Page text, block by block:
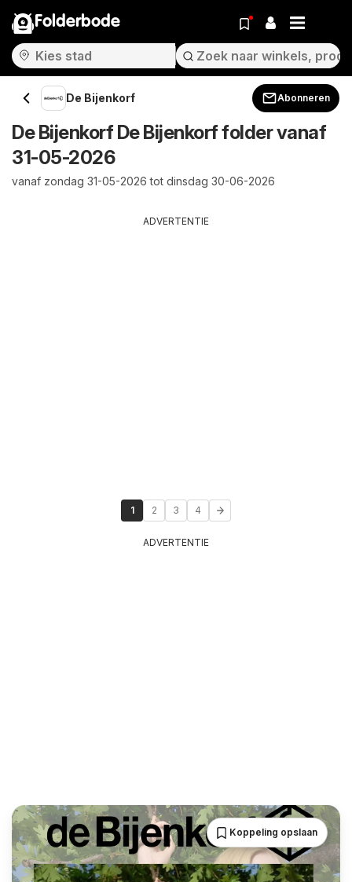
Folderbode
De Bijenkorf Abonneren
De Bijenkorf De Bijenkorf folder vanaf
31-05-2026
vanaf zondag 31-05-2026 tot dinsdag 30-06-2026
ADVERTENTIE
1 2 3 4
ADVERTENTIE
Koppeling opslaan